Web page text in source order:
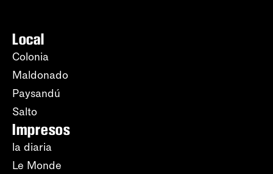
Local
Colonia
Maldonado
Paysandú
Salto
Impresos
la diaria
Le Monde